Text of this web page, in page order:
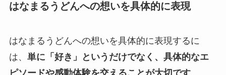
はなまるうどんへの想いを具体的に表現
はなまるうどんへの想いを具体的に表現するに
は、 単に「好き」というだけでなく、具体的なエ